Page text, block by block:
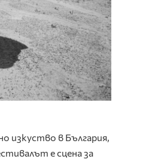
изкуство в България,
е сцена за